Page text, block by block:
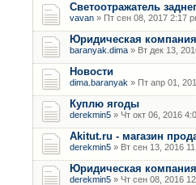
Светоотражатель
vavan » Пт сен 08, 2017 2:17
Юридическая компания
baranyak.dima » Вт дек 13,
Новости
dima.baranyak » Пт апр 01,
Куплю ягоды
derekmin5 » Чт окт 06, 2016
Akitut.ru - магазин
derekmin5 » Вт сен 13, 2016
Юридическая компания
derekmin5 » Чт сен 08, 2016